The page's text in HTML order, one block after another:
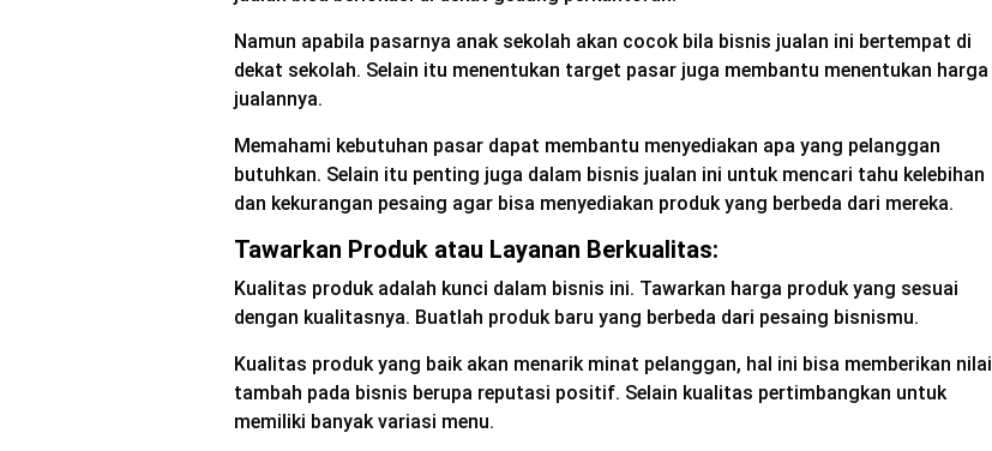
Namun apabila pasarnya anak sekolah akan cocok bila bisnis jualan ini bertempat di
dekat sekolah. Selain itu menentukan target pasar juga membantu menentukan harga
jualannya.
Memahami kebutuhan pasar dapat membantu menyediakan apa yang pelanggan
butuhkan. Selain itu penting juga dalam bisnis jualan ini untuk mencari tahu kelebihan
dan kekurangan pesaing agar bisa menyediakan produk yang berbeda dari mereka.
Tawarkan Produk atau Layanan Berkualitas:
Kualitas produk adalah kunci dalam bisnis ini. Tawarkan harga produk yang sesuai
dengan kualitasnya. Buatlah produk baru yang berbeda dari pesaing bisnismu.
Kualitas produk yang baik akan menarik minat pelanggan, hal ini bisa memberikan nilai
tambah pada bisnis berupa reputasi positif. Selain kualitas pertimbangkan untuk
memiliki banyak variasi menu.